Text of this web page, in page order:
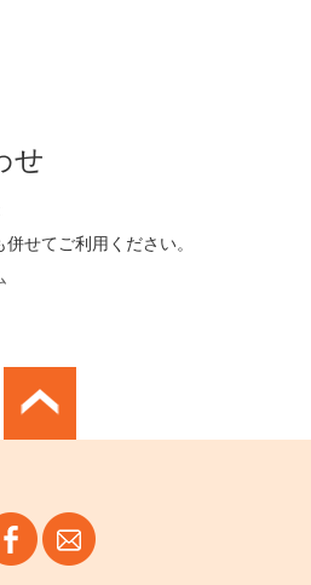
せ
せてご利用ください。